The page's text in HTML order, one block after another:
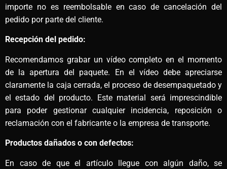
importe no es reembolsable en caso de cancelación del
pedido por parte del cliente.
Recepción del pedido:
Recomendamos grabar un vídeo completo en el momento
de la apertura del paquete. En el vídeo debe apreciarse
claramente la caja cerrada, el proceso de desempaquetado y
el estado del producto. Este material será imprescindible
para poder gestionar cualquier incidencia, reposición o
reclamación con el fabricante o la empresa de transporte.
Productos dañados o con defectos:
En caso de que el artículo llegue con algún daño, se